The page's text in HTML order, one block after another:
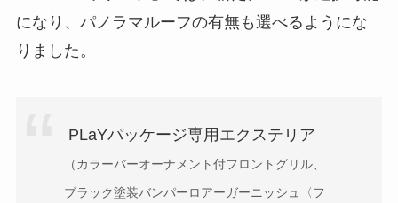
になり、パノラマルーフの有無も選べるようにな
りました。
PLaYパッケージ専用エクステリア
（カラーバーオーナメント付フロントグリル、
ブラック塗装バンパーロアーガーニッシュ〈フ